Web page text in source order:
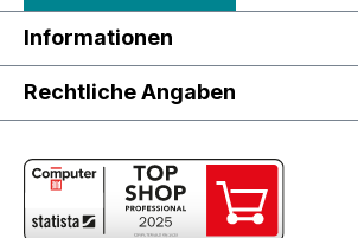
Informationen
Rechtliche Angaben